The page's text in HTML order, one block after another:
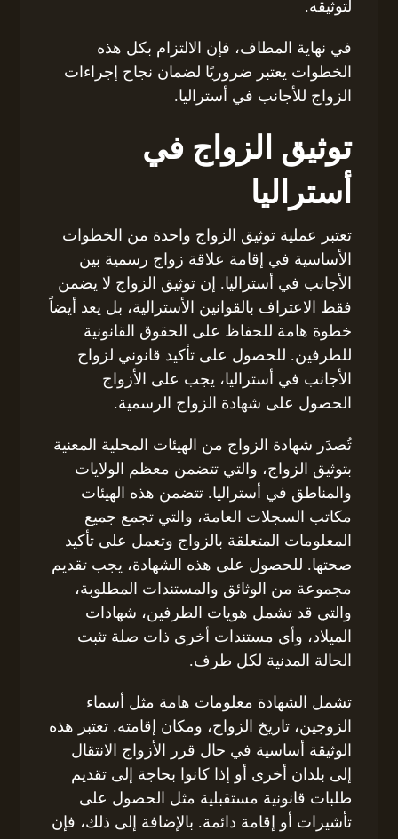
لتوثيقه.
في نهاية المطاف، فإن الالتزام بكل هذه
الخطوات يعتبر ضروريًا لضمان نجاح إجراءات
الزواج للأجانب في أستراليا.
توثيق الزواج في
أستراليا
تعتبر عملية توثيق الزواج واحدة من الخطوات
الأساسية في إقامة علاقة زواج رسمية بين
الأجانب في أستراليا. إن توثيق الزواج لا يضمن
فقط الاعتراف بالقوانين الأسترالية، بل يعد أيضاً
خطوة هامة للحفاظ على الحقوق القانونية
للطرفين. للحصول على تأكيد قانوني لزواج
الأجانب في أستراليا، يجب على الأزواج
الحصول على شهادة الزواج الرسمية.
تُصدَر شهادة الزواج من الهيئات المحلية المعنية
بتوثيق الزواج، والتي تتضمن معظم الولايات
والمناطق في أستراليا. تتضمن هذه الهيئات
مكاتب السجلات العامة، والتي تجمع جميع
المعلومات المتعلقة بالزواج وتعمل على تأكيد
صحتها. للحصول على هذه الشهادة، يجب تقديم
مجموعة من الوثائق والمستندات المطلوبة،
والتي قد تشمل هويات الطرفين، شهادات
الميلاد، وأي مستندات أخرى ذات صلة تثبت
الحالة المدنية لكل طرف.
تشمل الشهادة معلومات هامة مثل أسماء
الزوجين، تاريخ الزواج، ومكان إقامته. تعتبر هذه
الوثيقة أساسية في حال قرر الأزواج الانتقال
إلى بلدان أخرى أو إذا كانوا بحاجة إلى تقديم
طلبات قانونية مستقبلية مثل الحصول على
تأشيرات أو إقامة دائمة. بالإضافة إلى ذلك، فإن